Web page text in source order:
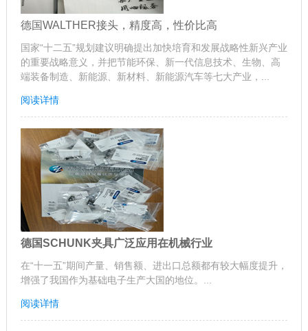
德国WALTHER接头，精度高，性价比高
国家“十二五”规划建议明确提出加快培育和发展战略性新兴产业
的重要战略意义，并把节能环保、新一代信息技术、生物、高
端装备制造、新能源、新材料、新能源汽车等七大产业，...
阅读详情
德国SCHUNK夹具广泛应用在机械行业
在“十一五”期间产量、销售额、进出口总额都有较大幅度提升，
增强了我国作为基础电子生产大国的地位。...
阅读详情